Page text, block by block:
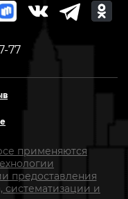
77
применяются
предоставления
и